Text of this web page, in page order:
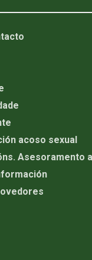
acoso sexual
Asesoramento